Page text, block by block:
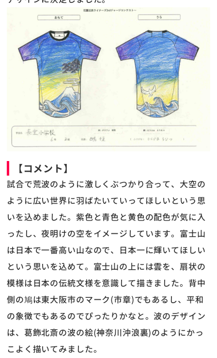
【コメント】
試合で荒波のように激しくぶつかり合って、大空の
ように広い世界に羽ばたいていってほしいという思
いを込めました。紫色と青色と黄色の配色が気に入
ったし、夜明けの空をイメージしています。富士山
は日本で一番高い山なので、日本一に輝いてほしい
という思いを込めて。富士山の上には雲を、扇状の
模様は日本の伝統文様を意識して描きました。背中
側の鳩は東大阪市のマーク(市章)でもあるし、平和
の象徴でもあるのでぴったりかなと。波のデザイン
は、葛飾北斎の波の絵(神奈川沖浪裏)のようにかっ
こよく描いてみました。